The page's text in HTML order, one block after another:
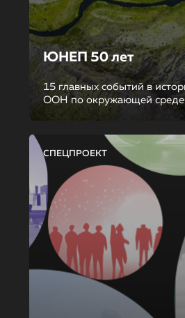
ЮНЕП 50 лет
15 главных событий в
ООН по окружающей среде
СПЕЦПРОЕКТ